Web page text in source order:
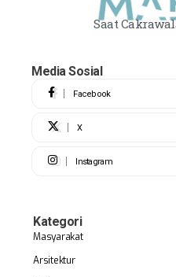
Saat
Media Sosial
Facebook
X
Instagram
Kategori
Masyarakat
Arsitektur